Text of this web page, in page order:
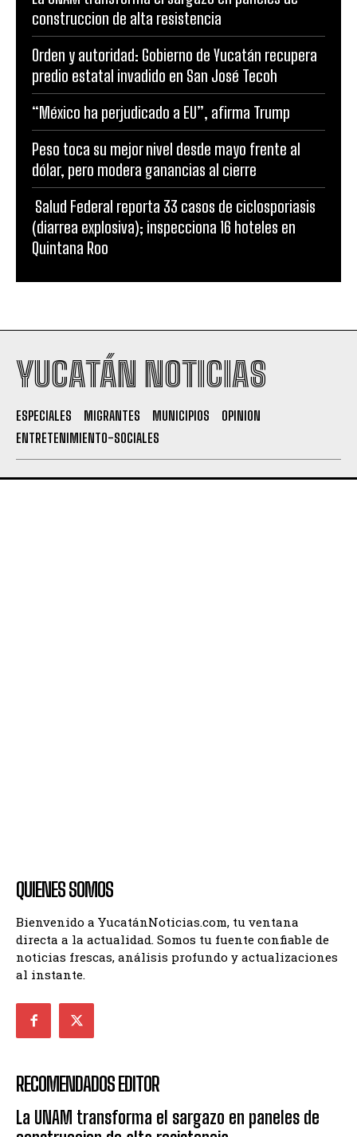
construccion de alta resistencia
Orden y autoridad: Gobierno de Yucatán recupera
predio estatal invadido en San José Tecoh
“México ha perjudicado a EU”, afirma Trump
Peso toca su mejor nivel desde mayo frente al
dólar, pero modera ganancias al cierre
Salud Federal reporta 33 casos de ciclosporiasis
(diarrea explosiva); inspecciona 16 hoteles en
Quintana Roo
YUCATÁN NOTICIAS
ESPECIALES MIGRANTES MUNICIPIOS
OPINION
ENTRETENIMIENTO-SOCIALES
QUIENES SOMOS
Bienvenido a YucatánNoticias.com, tu ventana
directa a la actualidad. Somos tu fuente confiable de
noticias frescas, análisis profundo y actualizaciones
al instante.
RECOMENDADOS EDITOR
La UNAM transforma el sargazo en paneles de